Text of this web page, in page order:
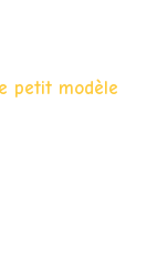
petit modèle